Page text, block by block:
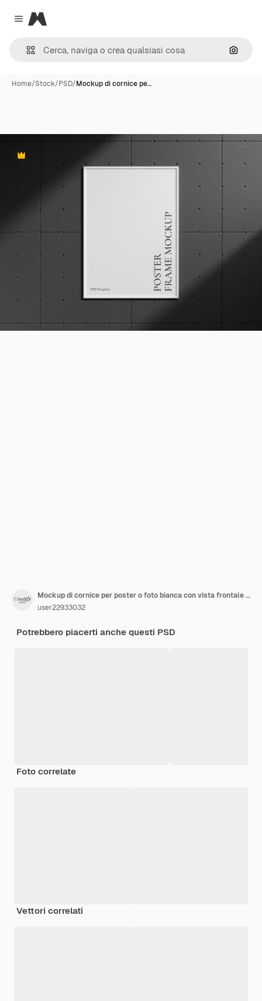
Close menu
Magnific
Cerca
Home/Stock/PSD/Mockup di cornice pe…
Premium
Mockup di cornice per poster o foto bianca con vista frontale pulita e minimalista appesa al muro di mattoni industriale con rendering 3d ombra
user22933032
Potrebbero piacerti anche questi PSD
Foto correlate
Vettori correlati